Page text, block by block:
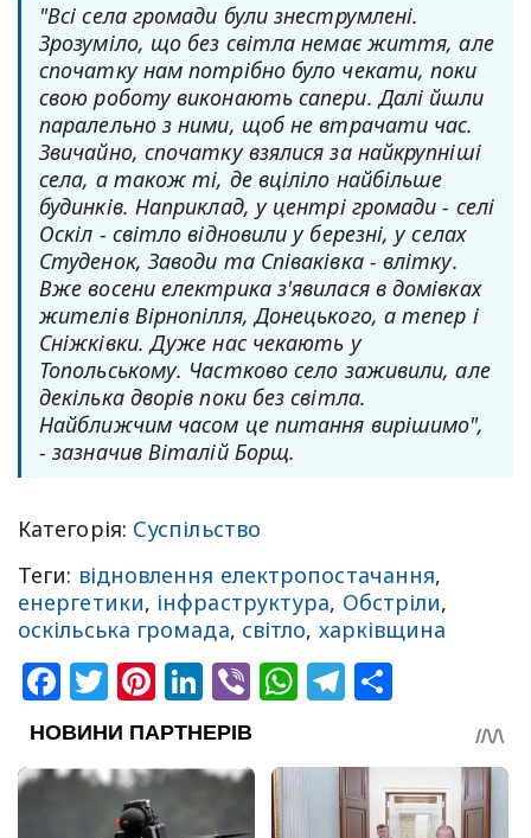
"Всі села громади були знеструмлені.
Зрозуміло, що без світла немає життя, але
спочатку нам потрібно було чекати, поки
свою роботу виконають сапери. Далі йшли
паралельно з ними, щоб не втрачати час.
Звичайно, спочатку взялися за найкрупніші
села, а також ті, де вціліло найбільше
будинків. Наприклад, у центрі громади - селі
Оскіл - світло відновили у березні, у селах
Студенок, Заводи та Співаківка - влітку.
Вже восени електрика з'явилася в домівках
жителів Вірнопілля, Донецького, а тепер і
Сніжківки. Дуже нас чекають у
Топольському. Частково село заживили, але
декілька дворів поки без світла.
Найближчим часом це питання вирішимо",
- зазначив Віталій Борщ.
Категорія: Суспільство
Теги: відновлення електропостачання,
енергетики, інфраструктура, Обстріли,
оскільська громада, світло, харківщина
Facebook
Twitter
Pinterest
LinkedIn
ViberWhatsApp
Telegram